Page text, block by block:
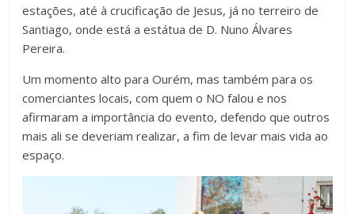
estações, até à crucificação de Jesus, já no terreiro de
Santiago, onde está a estátua de D. Nuno Álvares
Pereira.
Um momento alto para Ourém, mas também para os
comerciantes locais, com quem o NO falou e nos
afirmaram a importância do evento, defendo que outros
mais ali se deveriam realizar, a fim de levar mais vida ao
espaço.